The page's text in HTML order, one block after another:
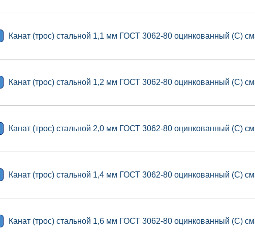
Канат (трос) стальной 1,1 мм ГОСТ 3062-80 оцинкованный (С)
Канат (трос) стальной 1,2 мм ГОСТ 3062-80 оцинкованный (С)
Канат (трос) стальной 2,0 мм ГОСТ 3062-80 оцинкованный (С)
Канат (трос) стальной 1,4 мм ГОСТ 3062-80 оцинкованный (С)
Канат (трос) стальной 1,6 мм ГОСТ 3062-80 оцинкованный (С)